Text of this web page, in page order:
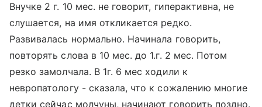
Внучке 2 г. 10 мес. не говорит, гиперактивна, не
слушается, на имя откликается редко.
Развивалась нормально. Начинала говорить,
повторять слова в 10 мес. до 1.г. 2 мес. Потом
резко замолчала. В 1г. 6 мес ходили к
невропатологу - сказала, что к сожалению многие
детки сейчас молчуны, начинают говорить поздно.